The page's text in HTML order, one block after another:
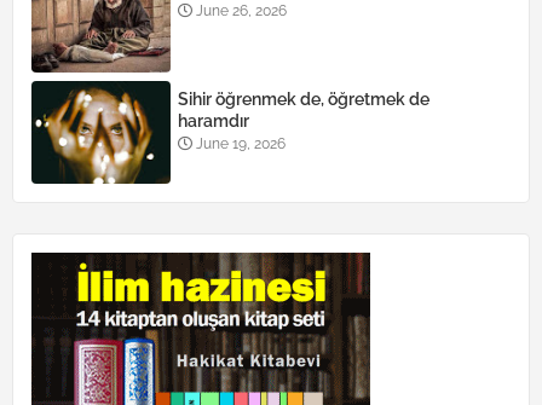
June 26, 2026
Sihir öğrenmek de, öğretmek de
haramdır
June 19, 2026